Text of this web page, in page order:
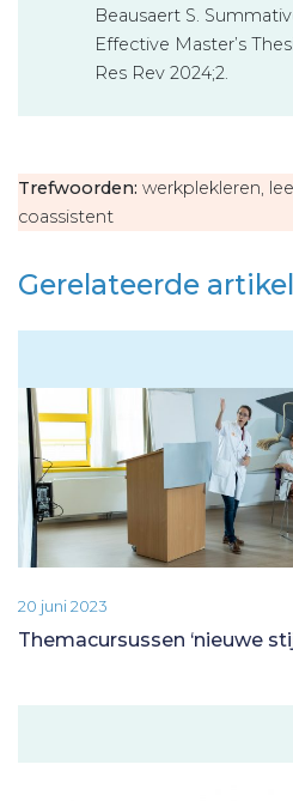
Beausaert S.
Effective Master’s
Res Rev 2024;2.
Trefwoorden: werkplekleren,
coassistent
Gerelateerde
20 juni 2023
Themacursussen ‘nieuwe